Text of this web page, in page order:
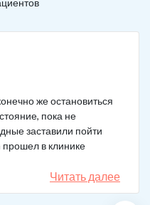
же остановиться
пока не
заставили пойти
прошел в клинике
не принимаю.
Читать далее